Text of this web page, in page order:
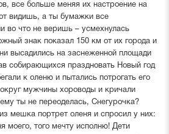
все больше меняя их настроение на
видишь, а ты бумажки все
во что не веришь – усмехнулась
знак показал 150 км от их города и
высадились на заснеженной площади
собирающихся праздновать Новый год
к оленю и пытались потрогать его
мужчины хороводы и кричали
ты не переоделась, Снегурочка?
мешка портрет оленя и спросил у них:
моего, того мечту исполню! Дети